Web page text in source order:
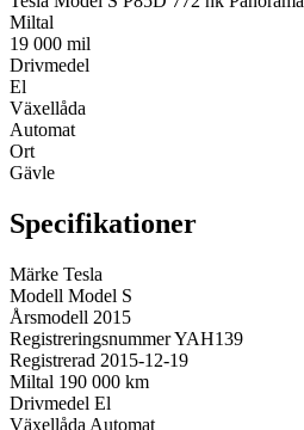
Miltal
19 000 mil
Drivmedel
El
Växellåda
Automat
Ort
Gävle
Specifikationer
Märke Tesla
Modell Model S
Årsmodell 2015
RegistreringsnummerYAH139
Registrerad 2015-12-19
Miltal 190 000 km
Drivmedel El
Växellåda Automat